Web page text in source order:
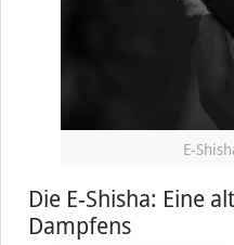
E-
Die E-Shisha: Eine
Dampfens